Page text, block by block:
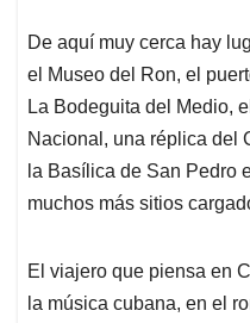
De aquí muy cerca hay
el Museo del Ron, el
La Bodeguita del Medio,
Nacional, una réplica del
la Basílica de San Pedro
muchos más sitios
El viajero que piensa en
la música cubana, en el